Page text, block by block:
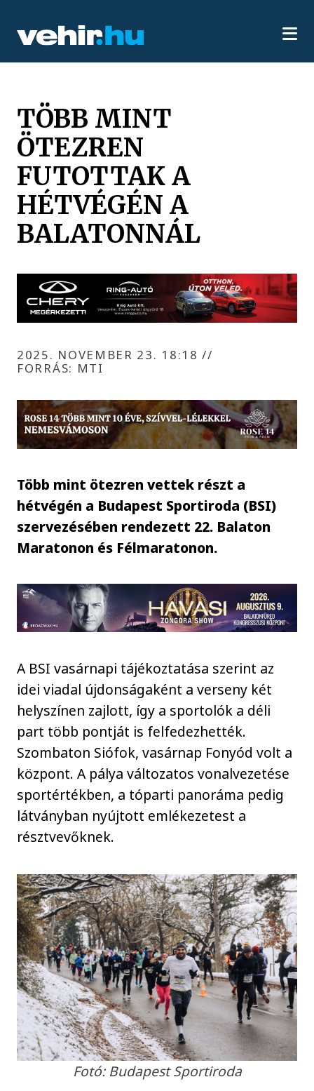
TÖBB MINT
ÖTEZREN
FUTOTTAK A
HÉTVÉGÉN A
BALATONNÁL
2025. NOVEMBER 23. 18:18//
FORRÁS: MTI
Több mint ötezren vettek részt a
hétvégén a Budapest Sportiroda (BSI)
szervezésében rendezett 22. Balaton
Maratonon és Félmaratonon.
A BSI vasárnapi tájékoztatása szerint az
idei viadal újdonságaként a verseny két
helyszínen zajlott, így a sportolók a déli
part több pontját is felfedezhették.
Szombaton Siófok, vasárnap Fonyód volt a
központ. A pálya változatos vonalvezetése
sportértékben, a tóparti panoráma pedig
látványban nyújtott emlékezetest a
résztvevőknek.
Fotó: Budapest Sportiroda